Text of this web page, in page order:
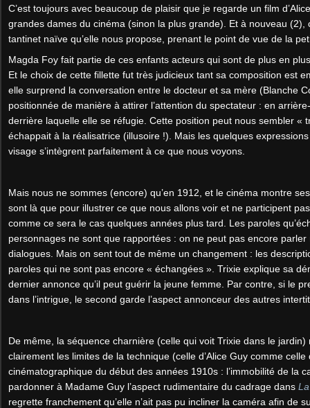
C’est toujours avec beaucoup de plaisir que je regarde un film
grandes dames du cinéma (sinon la plus grande). Et à nouveau (2),
tantinet naïve qu’elle nous propose, prenant le point de vue de la
Magda Foy fait partie de ces enfants acteurs qui sont de plus en
Et le choix de cette fillette fut très judicieux tant sa composition est
elle surprend la conversation entre le docteur et sa mère (Blanche
positionnée de manière à attirer l’attention du spectateur : en
derrière laquelle elle se réfugie. Cette position peut nous sembler «
échappait à la réalisatrice (illusoire !). Mais les quelques
visage s’intègrent parfaitement à ce que nous voyons.
Mais nous ne sommes (encore) qu’en 1912, et le cinéma montre
sont là que pour illustrer ce que nous allons voir et ne participent
comme ce sera le cas quelques années plus tard. Les paroles
personnages ne sont que rapportées : on ne peut pas encore
dialogues. Mais on sent tout de même un changement : les
paroles qui ne sont pas encore « échangées ». Trixie explique sa
dernier annonce qu’il peut guérir la jeune femme. Par contre, si le
dans l’intrigue, le second garde l’aspect annonceur des autres
De même, la séquence charnière (celle qui voit Trixie dans le jardin)
clairement les limites de la technique (celle d’Alice Guy comme celle
cinématographique du début des années 1910s : l’immobilité de la
pardonner à Madame Guy l’aspect rudimentaire du cadrage dans
regrette franchement qu’elle n’ait pas pu incliner la caméra afin de